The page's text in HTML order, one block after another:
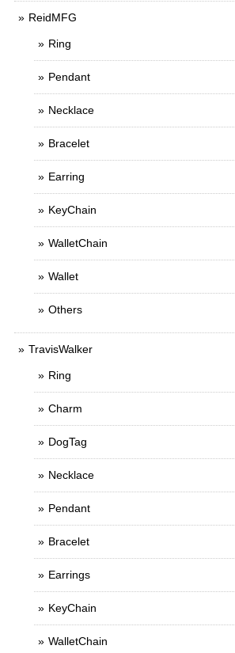
ReidMFG
Ring
Pendant
Necklace
Bracelet
Earring
KeyChain
WalletChain
Wallet
Others
TravisWalker
Ring
Charm
DogTag
Necklace
Pendant
Bracelet
Earrings
KeyChain
WalletChain